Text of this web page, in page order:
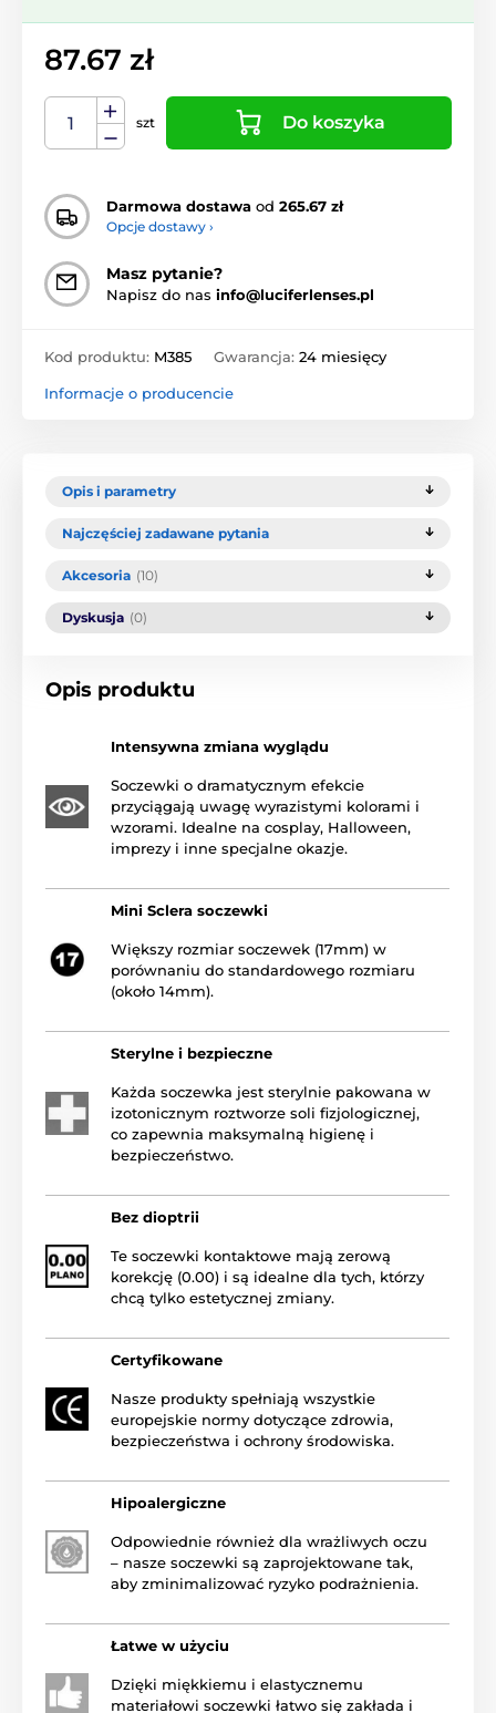
87.67 zł
szt Do koszyka
Darmowa dostawa od 265.67 zł
Opcje dostawy ›
Masz pytanie?
Napisz do nas info@luciferlenses.pl
Kod produktu: M385 Gwarancja: 24 miesięcy
Informacje o producencie
Opis i parametry
Najczęściej zadawane pytania
Akcesoria (10)
Dyskusja (0)
Opis produktu
Intensywna zmiana wyglądu
Soczewki o dramatycznym efekcie
przyciągają uwagę wyrazistymi kolorami i
wzorami. Idealne na cosplay, Halloween,
imprezy i inne specjalne okazje.
Mini Sclera soczewki
Większy rozmiar soczewek (17mm) w
porównaniu do standardowego rozmiaru
(około 14mm).
Sterylne i bezpieczne
Każda soczewka jest sterylnie pakowana w
izotonicznym roztworze soli fizjologicznej,
co zapewnia maksymalną higienę i
bezpieczeństwo.
Bez dioptrii
Te soczewki kontaktowe mają zerową
korekcję (0.00) i są idealne dla tych, którzy
chcą tylko estetycznej zmiany.
Certyfikowane
Nasze produkty spełniają wszystkie
europejskie normy dotyczące zdrowia,
bezpieczeństwa i ochrony środowiska.
Hipoalergiczne
Odpowiednie również dla wrażliwych oczu
– nasze soczewki są zaprojektowane tak,
aby zminimalizować ryzyko podrażnienia.
Łatwe w użyciu
Dzięki miękkiemu i elastycznemu
materiałowi soczewki łatwo się zakłada i